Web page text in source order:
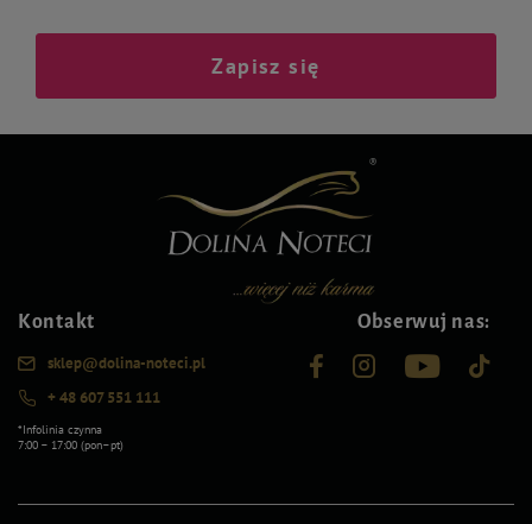
Zapisz się
Kontakt
sklep@dolina-noteci.pl
+ 48 607 551 111
*Infolinia czynna
7:00 – 17:00 (pon–pt)
Obserwuj nas: